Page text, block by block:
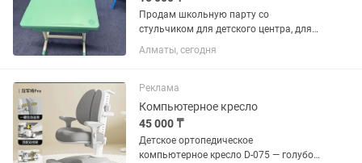
Продам школьную парту со
стульчиком для детского центра, для
садика, можно для школы.
Регулируемая высота: Стол и стул
что обеспечивает правильную...
Алматы, сегодня
Реклама
Компьютерное кресло
45 000 ₸
Детское ортопедическое
компьютерное кресло D-075 — голубое